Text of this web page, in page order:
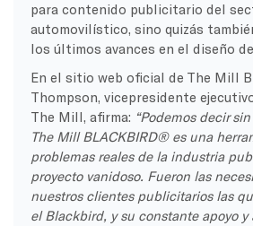
para contenido publicitario del
automovilístico, sino quizás
los últimos avances en el diseño
En el sitio web oficial de The Mill
Thompson, vicepresidente
The Mill, afirma: “Podemos decir
The Mill BLACKBIRD® es una
problemas reales de la industria
proyecto vanidoso. Fueron las
nuestros clientes publicitarios las
el Blackbird, y su constante apoyo